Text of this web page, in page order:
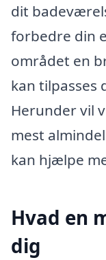
dit
forbedre din
området en
kan tilpasses
Herunder vil
mest
kan hjælpe
Hvad en
dig